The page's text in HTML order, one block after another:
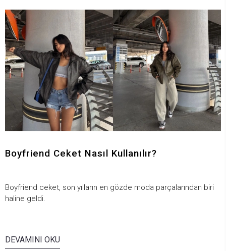
Boyfriend Ceket Nasıl Kullanılır?
Boyfriend ceket, son yılların en gözde moda parçalarından biri
haline geldi.
DEVAMINI OKU